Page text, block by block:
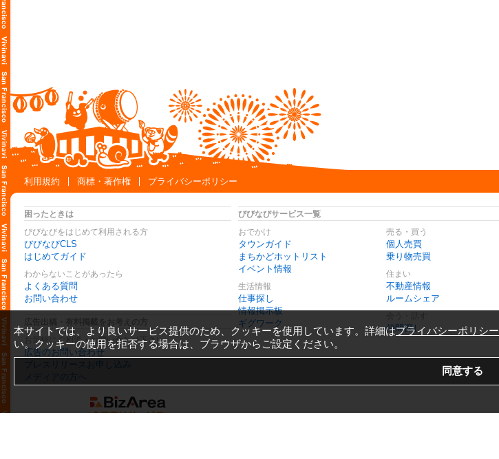
利用規約
商標・著作権 プライバシーポリシー
困ったときは
びびなびをはじめて利用される方
びびなびCLS
はじめてガイド
わからないことがあったら
よくある質問
お問い合わせ
お気軽にご相談・お問い合わせ下さい
広告のお問い合わせ
プレスリリースお申し込み
メディアの方へ
びびなびサービス一覧
おでかけ
タウンガイド
まちかどホットリスト
イベント情報
生活情報
仕事探し
情報掲示板
ギグワーク
売る・買う
個人売買
乗り物売買
住まい
不動産情報
ルームシェア
仲間探し
本サイトでは、より良いサービス提供のため、クッキーを使用しています。詳細はプライバシーポリシー
い。クッキーの使用を拒否する場合は、ブラウザからご設定ください。